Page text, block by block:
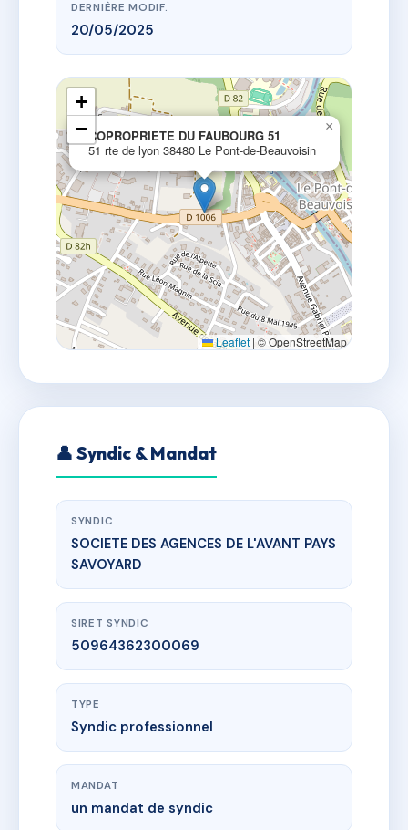
DERNIÈRE MODIF.
20/05/2025
COPROPRIETE DU FAUBOURG 51
51 rte de lyon 38480 Le Pont-de-Beauvoisin
×
+
−
Leaflet | © OpenStreetMap
👤 Syndic & Mandat
SYNDIC
SOCIETE DES AGENCES DE L'AVANT PAYS
SAVOYARD
SIRET SYNDIC
50964362300069
TYPE
Syndic professionnel
MANDAT
un mandat de syndic